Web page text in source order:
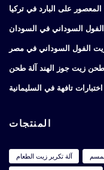
على البارد في تركيا
السوداني في السودان
الفول السوداني في مصر
تافهة في السليمانية
المنتجات
آلة تكرير زيت الطعام